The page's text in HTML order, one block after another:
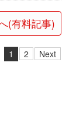
(有料記事)
1 2 Next